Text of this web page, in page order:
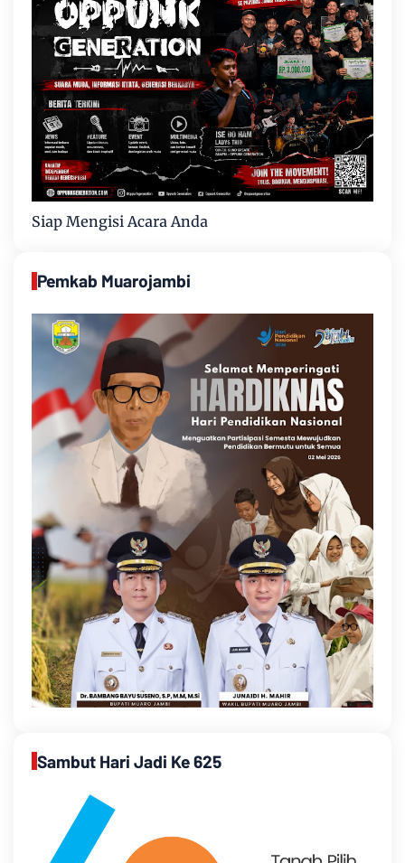
Siap Mengisi Acara Anda
Pemkab Muarojambi
Sambut Hari Jadi Ke 625